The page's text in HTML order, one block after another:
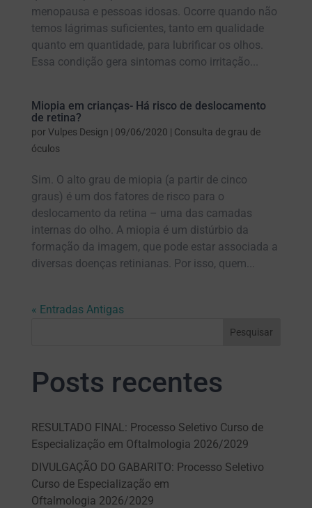
menopausa e pessoas idosas. Ocorre quando não
temos lágrimas suficientes, tanto em qualidade
quanto em quantidade, para lubrificar os olhos.
Essa condição gera sintomas como irritação...
Miopia em crianças- Há risco de deslocamento
de retina?
porVulpes Design | 09/06/2020 | Consulta de grau de
óculos
Sim. O alto grau de miopia (a partir de cinco
graus) é um dos fatores de risco para o
deslocamento da retina – uma das camadas
internas do olho. A miopia é um distúrbio da
formação da imagem, que pode estar associada a
diversas doenças retinianas. Por isso, quem...
« Entradas Antigas
Pesquisar
Posts recentes
RESULTADO FINAL: Processo Seletivo Curso de
Especialização em Oftalmologia 2026/2029
DIVULGAÇÃO DO GABARITO: Processo Seletivo
Curso de Especialização em
Oftalmologia 2026/2029